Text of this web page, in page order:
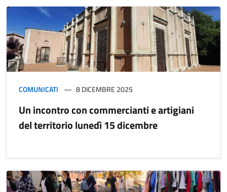
COMUNICATI 8 DICEMBRE 2025
Un incontro con commercianti e artigiani
del territorio lunedì 15 dicembre